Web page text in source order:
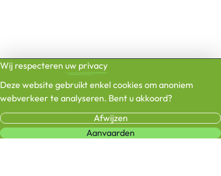
Wij respecteren uw privacy
Deze website gebruikt enkel cookies om anoniem
webverkeer te analyseren. Bent u akkoord?
Afwijzen
Aanvaarden